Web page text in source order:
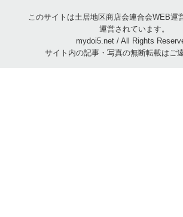
このサイトは土居地区商店会連合会WEB運
運営されています。
mydoi5.net / All Rights
サイト内の記事・写真の無断転載はご